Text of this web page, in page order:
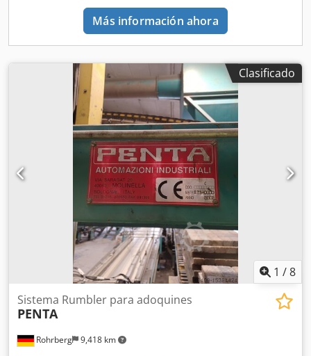
Más información ahora
Clasificado
1 /8
Rohrberg 9,418 km
Sistema Rumbler para adoquines
PENTA